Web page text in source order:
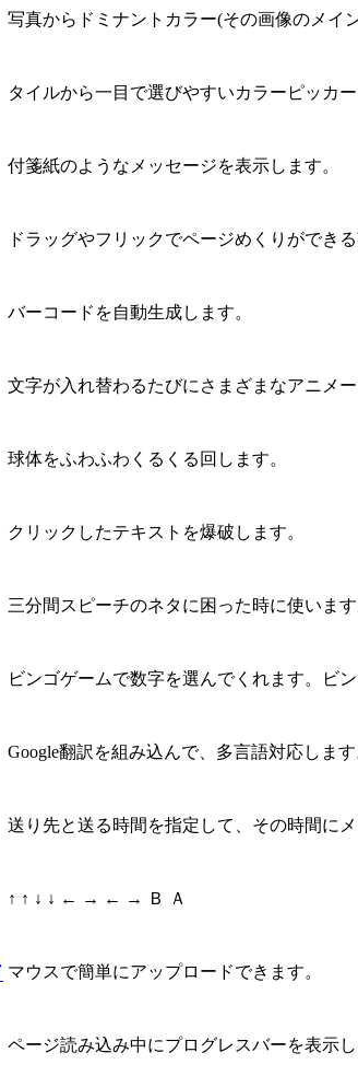
写真からドミナントカラー(その画像のメイ
タイルから一目で選びやすいカラーピッカー
付箋紙のようなメッセージを表示します。
ドラッグやフリックでページめくりができる
バーコードを自動生成します。
文字が入れ替わるたびにさまざまなアニメ
球体をふわふわくるくる回します。
クリックしたテキストを爆破します。
三分間スピーチのネタに困った時に使います
ビンゴゲームで数字を選んでくれます。ビ
Google翻訳を組み込んで、多言語対応します
送り先と送る時間を指定して、その時間にメ
↑ ↑ ↓ ↓ ← → ← → Ｂ Ａ
マウスで簡単にアップロードできます。
ページ読み込み中にプログレスバーを表示し